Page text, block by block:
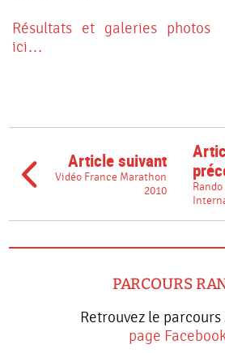
Résultats et galeries photos
ici…
Article suivant
Vidéo France Marathon
2010
PARCOURS
Retrouvez le
page